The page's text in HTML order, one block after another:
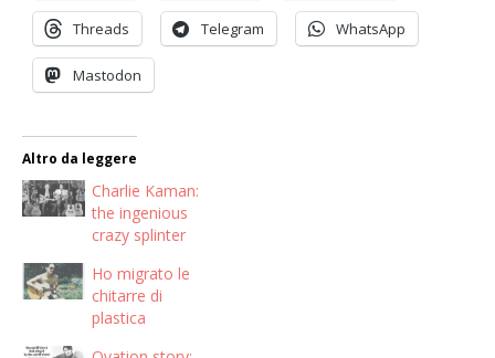
Threads Telegram WhatsApp
Mastodon
Altro da leggere
Charlie Kaman:
the ingenious
crazy splinter
Ho migrato le
chitarre di
plastica